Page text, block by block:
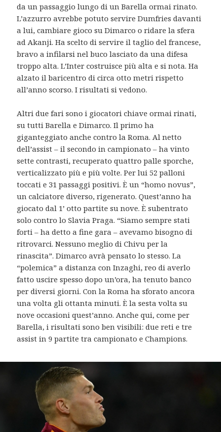
da un passaggio lungo di un Barella ormai rinato.
L’azzurro avrebbe potuto servire Dumfries davanti
a lui, cambiare gioco su Dimarco o ridare la sfera
ad Akanji. Ha scelto di servire il taglio del francese,
bravo a infilarsi nel buco lasciato da una difesa
troppo alta. L’Inter costruisce più alta e si nota. Ha
alzato il baricentro di circa otto metri rispetto
all’anno scorso. I risultati si vedono.
Altri due fari sono i giocatori chiave ormai rinati,
su tutti Barella e Dimarco. Il primo ha
giganteggiato anche contro la Roma. Al netto
dell’assist – il secondo in campionato – ha vinto
sette contrasti, recuperato quattro palle sporche,
verticalizzato più e più volte. Per lui 52 palloni
toccati e 31 passaggi positivi. È un “homo novus”,
un calciatore diverso, rigenerato. Quest’anno ha
giocato dal 1’ otto partite su nove. È subentrato
solo contro lo Slavia Praga. “Siamo sempre stati
forti – ha detto a fine gara – avevamo bisogno di
ritrovarci. Nessuno meglio di Chivu per la
rinascita”. Dimarco avrà pensato lo stesso. La
“polemica” a distanza con Inzaghi, reo di averlo
fatto uscire spesso dopo un’ora, ha tenuto banco
per diversi giorni. Con la Roma ha sforato ancora
una volta gli ottanta minuti. È la sesta volta su
nove occasioni quest’anno. Anche qui, come per
Barella, i risultati sono ben visibili: due reti e tre
assist in 9 partite tra campionato e Champions.